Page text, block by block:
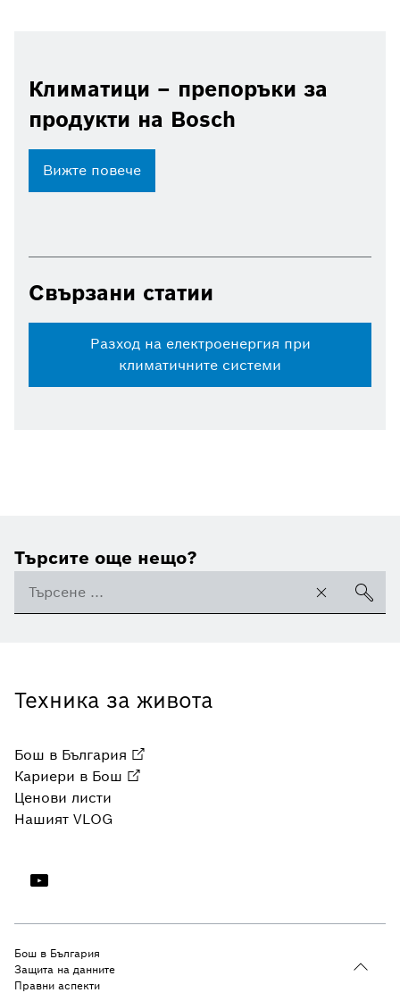
Климатици – препоръки за
продукти на Bosch
Вижте повече
Свързани статии
Разход на електроенергия при
климатичните системи
Търсите още нещо?
Техника за живота
Бош в България
Кариери в Бош
Ценови листи
Нашият VLOG
Бош в България
Защита на данните
Правни аспекти